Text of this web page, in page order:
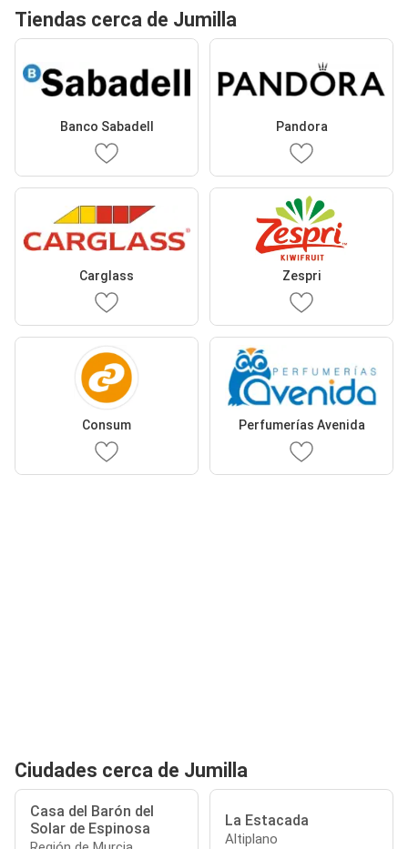
Tiendas cerca de Jumilla
Banco Sabadell Pandora
Carglass Zespri
Consum Perfumerías Avenida
Ciudades cerca de Jumilla
Casa del Barón del
Solar de Espinosa
La Estacada
Altiplano